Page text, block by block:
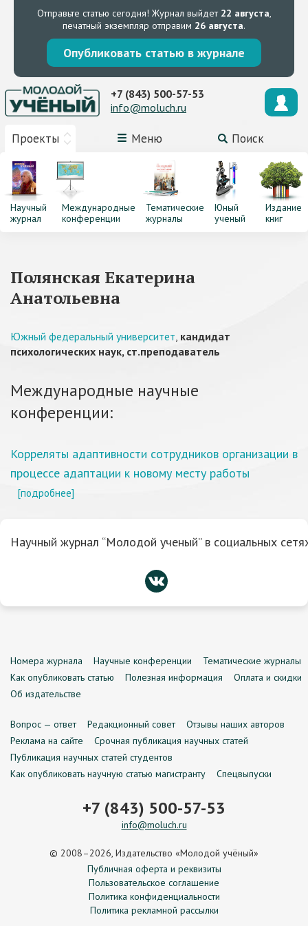
Отправьте статью сегодня! Журнал выйдет 22 августа,
печатный экземпляр отправим 26 августа.
Опубликовать статью в журнале
Проекты Меню Поиск
+7 (843) 500-57-53
info@moluch.ru
Научный
журнал
Международные
конференции
Тематические
журналы
Юный
ученый
Издание
книг
Полянская Екатерина
Анатольевна
Южный федеральный университет, кандидат
психологических наук, ст.преподаватель
Международные научные
конференции:
Корреляты адаптивности сотрудников организации в
процессе адаптации к новому месту работы
[подробнее]
Научный журнал “Молодой ученый” в социальных
Номера журнала Научные конференции
Тематические журналы
Как опубликовать статью
Полезная информация
Оплата и скидки
Об издательстве
Вопрос — ответ Редакционный совет
Отзывы наших авторов
Реклама на сайте
Срочная публикация научных статей
Публикация научных статей студентов
Как опубликовать научную статью магистранту
Спецвыпуски
+7 (843) 500-57-53
info@moluch.ru
© 2008–2026, Издательство «Молодой учёный»
Публичная оферта и реквизиты
Пользовательское соглашение
Политика конфиденциальности
Политика рекламной рассылки